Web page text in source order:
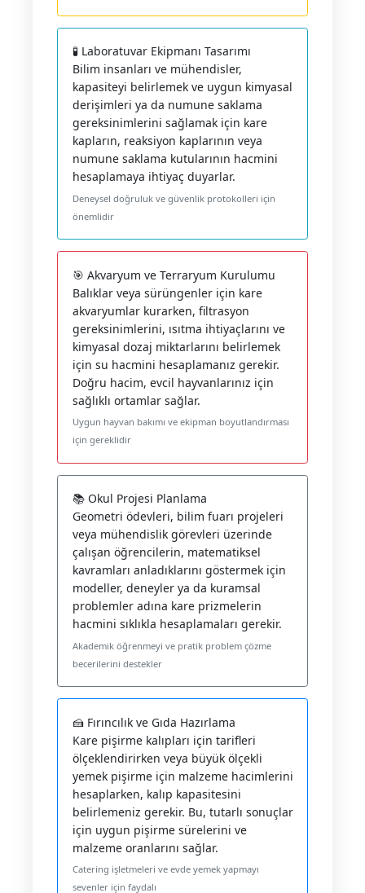
🧪 Laboratuvar Ekipmanı Tasarımı
Bilim insanları ve mühendisler,
kapasiteyi belirlemek ve uygun kimyasal
derişimleri ya da numune saklama
gereksinimlerini sağlamak için kare
kapların, reaksiyon kaplarının veya
numune saklama kutularının hacmini
hesaplamaya ihtiyaç duyarlar.
Deneysel doğruluk ve güvenlik protokolleri için
önemlidir
🎯 Akvaryum ve Terraryum Kurulumu
Balıklar veya sürüngenler için kare
akvaryumlar kurarken, filtrasyon
gereksinimlerini, ısıtma ihtiyaçlarını ve
kimyasal dozaj miktarlarını belirlemek
için su hacmini hesaplamanız gerekir.
Doğru hacim, evcil hayvanlarınız için
sağlıklı ortamlar sağlar.
Uygun hayvan bakımı ve ekipman boyutlandırması
için gereklidir
📚 Okul Projesi Planlama
Geometri ödevleri, bilim fuarı projeleri
veya mühendislik görevleri üzerinde
çalışan öğrencilerin, matematiksel
kavramları anladıklarını göstermek için
modeller, deneyler ya da kuramsal
problemler adına kare prizmelerin
hacmini sıklıkla hesaplamaları gerekir.
Akademik öğrenmeyi ve pratik problem çözme
becerilerini destekler
🍰 Fırıncılık ve Gıda Hazırlama
Kare pişirme kalıpları için tarifleri
ölçeklendirirken veya büyük ölçekli
yemek pişirme için malzeme hacimlerini
hesaplarken, kalıp kapasitesini
belirlemeniz gerekir. Bu, tutarlı sonuçlar
için uygun pişirme sürelerini ve
malzeme oranlarını sağlar.
Catering işletmeleri ve evde yemek yapmayı
sevenler için faydalı